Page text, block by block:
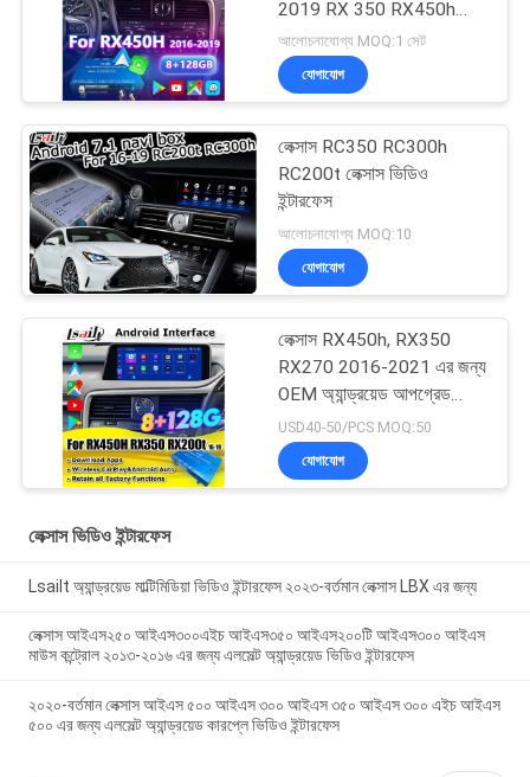
2019 RX 350 RX450h
RX200t RX350L RX450L
RX300 RX350
আলোচনাযোগ্য MOQ:1 সেট
যোগাযোগ
লেক্সাস RC350 RC300h
RC200t লেক্সাস ভিডিও
ইন্টারফেস
আলোচনাযোগ্য MOQ:10
যোগাযোগ
লেক্সাস RX450h, RX350
RX270 2016-2021 এর জন্য
OEM অ্যান্ড্রয়েড আপগ্রেড
মডিউল ওয়্যারলেস কারপ্লে,
অ্যান্ড্রয়েড অটো, ইউটিউব,
নেটফ্লিক্স ইন্টিগ্রেশন
USD40-50/PCS MOQ:50
যোগাযোগ
লেক্সাস ভিডিও ইন্টারফেস
Lsailt অ্যান্ড্রয়েড মাল্টিমিডিয়া ভিডিও ইন্টারফেস ২০২৩-বর্তমান লেক্সাস LBX এর জন্য
লেক্সাস আইএস২৫০ আইএস৩০০এইচ আইএস৩৫০ আইএস২০০টি আইএস৩০০ আইএস
মাউস কন্ট্রোল ২০১৩-২০১৬ এর জন্য এলসেল্ট অ্যান্ড্রয়েড ভিডিও ইন্টারফেস
২০২০-বর্তমান লেক্সাস আইএস ৫০০ আইএস ৩০০ আইএস ৩৫০ আইএস ৩০০ এইচ আইএস
৫০০ এর জন্য এলসেল্ট অ্যান্ড্রয়েড কারপ্লে ভিডিও ইন্টারফেস